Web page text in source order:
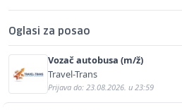
Oglasi za posao
Vozač autobusa (m/ž)
Travel-Trans
Prijava do: 23.08.2026. u 23:59